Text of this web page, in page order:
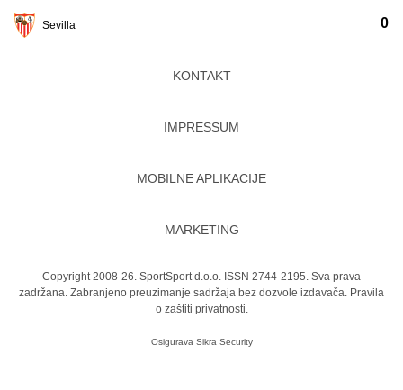
Sevilla 0
KONTAKT
IMPRESSUM
MOBILNE APLIKACIJE
MARKETING
Copyright 2008-26. SportSport d.o.o. ISSN 2744-2195. Sva prava
zadržana. Zabranjeno preuzimanje sadržaja bez dozvole izdavača. Pravila
o zaštiti privatnosti.
Osigurava Sikra Security